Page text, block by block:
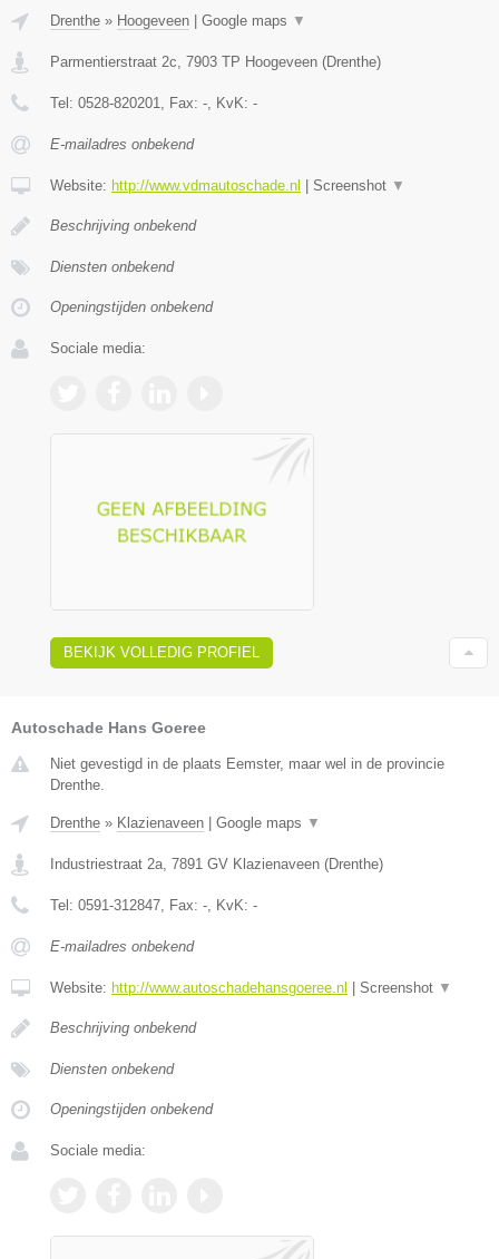
Drenthe » Hoogeveen Google maps ▼
Parmentierstraat 2c 7903 TP Hoogeveen (Drenthe)
Tel: 0528-820201 , Fax: - , KvK: -
E-mailadres onbekend
Website: http://www.vdmautoschade.nl Screenshot ▼
Beschrijving onbekend
Diensten onbekend
Openingstijden onbekend
Sociale media:
BEKIJK VOLLEDIG PROFIEL
Autoschade Hans Goeree
Niet gevestigd in de plaats Eemster, maar wel in de provincie
Drenthe.
Drenthe » Klazienaveen | Google maps ▼
Industriestraat 2a 7891 GV Klazienaveen (Drenthe)
Tel: 0591-312847 , Fax: - , KvK: -
E-mailadres onbekend
Website: http://www.autoschadehansgoeree.nl | Screenshot ▼
Beschrijving onbekend
Diensten onbekend
Openingstijden onbekend
Sociale media: